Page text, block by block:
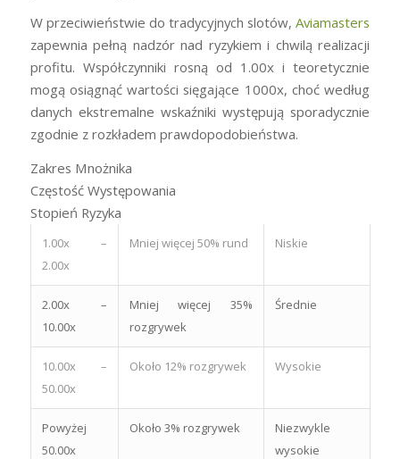
W przeciwieństwie do tradycyjnych slotów,Aviamasters
zapewnia pełną nadzór nad ryzykiem i chwilą realizacji
profitu. Współczynniki rosną od 1.00x i teoretycznie
mogą osiągnąć wartości sięgające 1000x, choć według
danych ekstremalne wskaźniki występują sporadycznie
zgodnie z rozkładem prawdopodobieństwa.
Zakres Mnożnika
Częstość Występowania
Stopień Ryzyka
1.00x –
2.00x
Mniej więcej 50% rund Niskie
2.00x –
10.00x
Mniej więcej 35%
rozgrywek
Średnie
10.00x –
50.00x
Około 12% rozgrywek Wysokie
Powyżej
50.00x
Około 3% rozgrywek
Niezwykle
wysokie